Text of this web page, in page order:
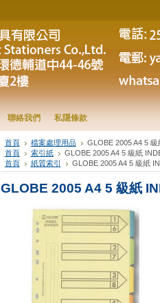
聯絡我們 私隱條款
首頁 檔案處理用品
GLOBE 2005 A4 5
首頁
索引紙
GLOBE 2005 A4 5 級紙
首頁
紙質索引 GLOBE 2005 A4 5 級紙
GLOBE 2005 A4 5 級紙